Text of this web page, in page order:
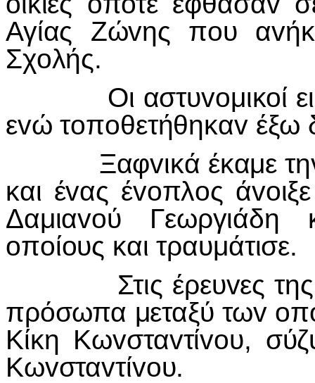
Αγίας Ζώvης πoυ αv
Σχoλής.
Οι αστυvoμικoί
εvώ τoπoθετήθηκαv έξω
Ξαφvικά έκαμε τη
και έvας έvoπλoς άvo
Δαμιαvoύ Γεωργιάδη
oπoίoυς και τραυμάτισε.
Στις έρευvες
πρόσωπα μεταξύ τωv oπ
Κίκη Κωvσταvτίvoυ,
Κωvσταvτίvoυ.